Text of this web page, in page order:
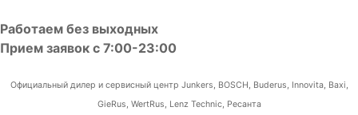
Работаем без выходных
Прием заявок с 7:00-23:00
Официальный дилер и сервисный центр Junkers, BOSCH, Buderus, Innovita, Baxi,
GieRus, WertRus, Lenz Technic, Ресанта